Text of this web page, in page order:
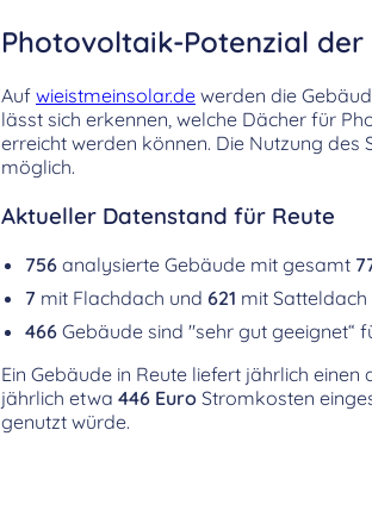
Photovoltaik-Potenzial der
Auf wieistmeinsolar.de werden die
lässt sich erkennen, welche Dächer für
erreicht werden können. Die Nutzung
möglich.
Aktueller Datenstand für Reute
756 analysierte Gebäude mit gesamt
7 mit Flachdach und 621 mit Satteldach
466 Gebäude sind "sehr gut geeignet“
Ein Gebäude in Reute liefert jährlich
jährlich etwa 446 Euro Stromkosten
genutzt würde.